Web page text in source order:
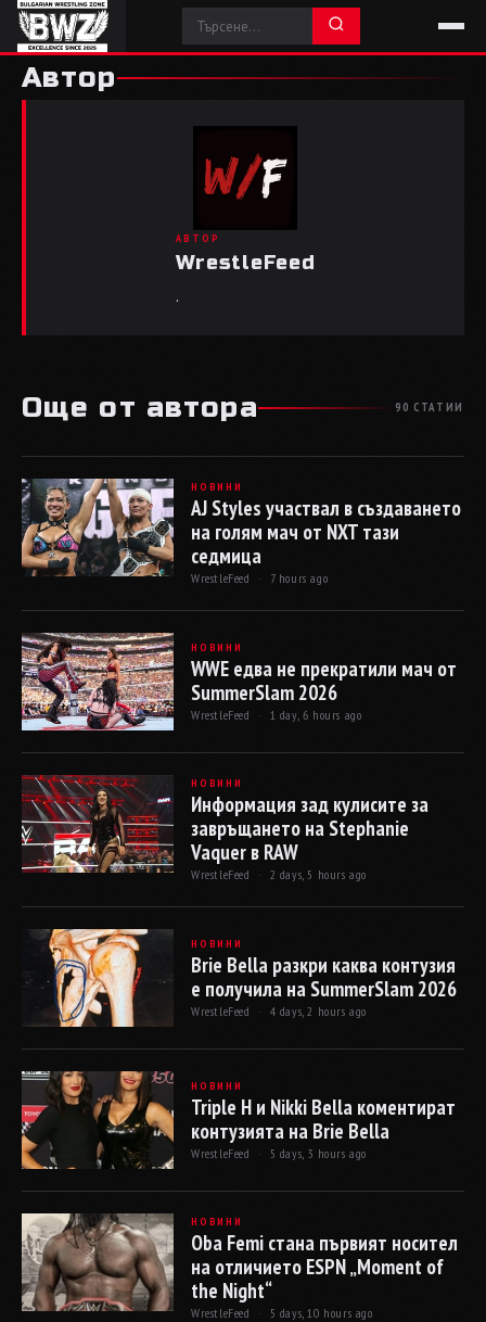
Автор
AВТОР
WrestleFeed
.
Още от автора 90 СТАТИИ
НОВИНИ
AJ Styles участвал в създаването
на голям мач от NXT тази
седмица
WrestleFeed · 7 hours ago
НОВИНИ
WWE едва не прекратили мач от
SummerSlam 2026
WrestleFeed · 1 day, 6 hours ago
НОВИНИ
Информация зад кулисите за
завръщането на Stephanie
Vaquer в RAW
WrestleFeed · 2 days, 5 hours ago
НОВИНИ
Brie Bella разкри каква контузия
е получила на SummerSlam 2026
WrestleFeed · 4 days, 2 hours ago
НОВИНИ
Triple H и Nikki Bella коментират
контузията на Brie Bella
WrestleFeed · 5 days, 3 hours ago
НОВИНИ
Oba Femi стана първият носител
на отличието ESPN „Moment of
the Night“
WrestleFeed · 5 days, 10 hours ago